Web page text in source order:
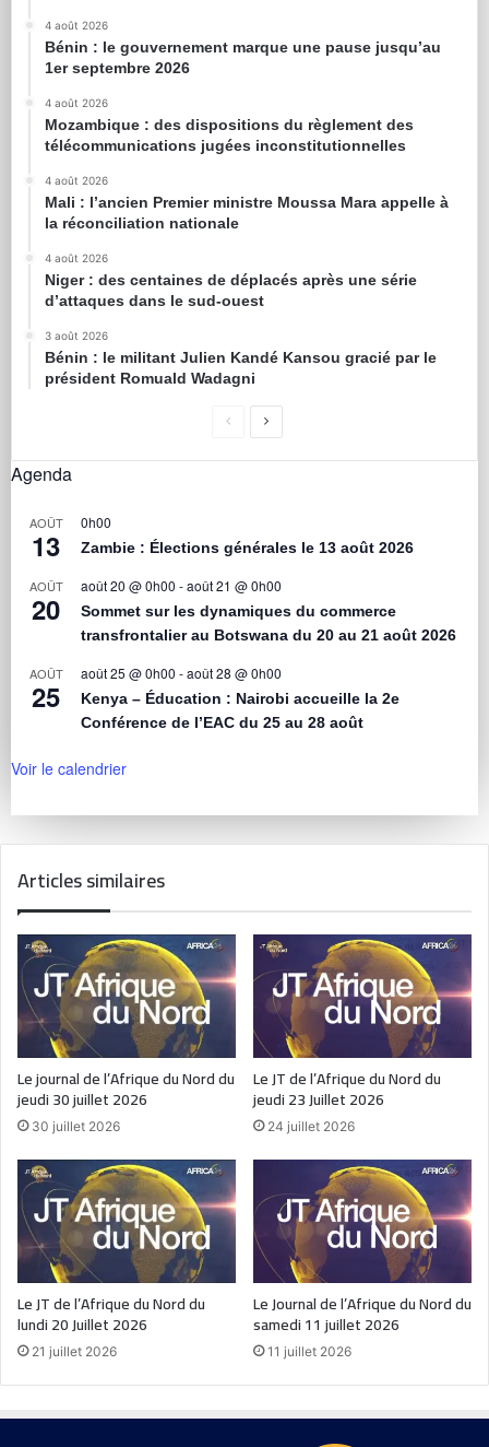
4 août 2026
Bénin : le gouvernement marque une pause jusqu’au
1er septembre 2026
4 août 2026
Mozambique : des dispositions du règlement des
télécommunications jugées inconstitutionnelles
4 août 2026
Mali : l’ancien Premier ministre Moussa Mara appelle à
la réconciliation nationale
4 août 2026
Niger : des centaines de déplacés après une série
d’attaques dans le sud-ouest
3 août 2026
Bénin : le militant Julien Kandé Kansou gracié par le
président Romuald Wadagni
Agenda
AOÛT
13
0h00
Zambie : Élections générales le 13 août 2026
AOÛT
20
août 20 @ 0h00 -août 21 @ 0h00
Sommet sur les dynamiques du commerce
transfrontalier au Botswana du 20 au 21 août 2026
AOÛT
25
août 25 @ 0h00 -août 28 @ 0h00
Kenya – Éducation : Nairobi accueille la 2e
Conférence de l’EAC du 25 au 28 août
Voir le calendrier
Articles similaires
Le journal de l’Afrique du Nord du
jeudi 30 juillet 2026
30 juillet 2026
Le JT de l’Afrique du Nord du
jeudi 23 Juillet 2026
24 juillet 2026
Le JT de l’Afrique du Nord du
lundi 20 Juillet 2026
21 juillet 2026
Le Journal de l’Afrique du Nord du
samedi 11 juillet 2026
11 juillet 2026